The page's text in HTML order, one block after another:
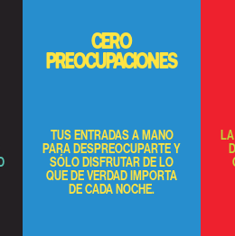
CERO
PREOCUPACIONES
TUS ENTRADAS A MANO
PARA DESPREOCUPARTE Y
SÓLO DISFRUTAR DE LO
QUE DE VERDAD IMPORTA
DE CADA NOCHE.